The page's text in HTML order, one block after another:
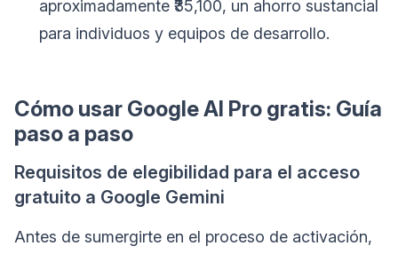
aproximadamente ₹35,100, un ahorro sustancial
para individuos y equipos de desarrollo.
Cómo usar Google AI Pro gratis: Guía
paso a paso
Requisitos de elegibilidad para el acceso
gratuito a Google Gemini
Antes de sumergirte en el proceso de activación,